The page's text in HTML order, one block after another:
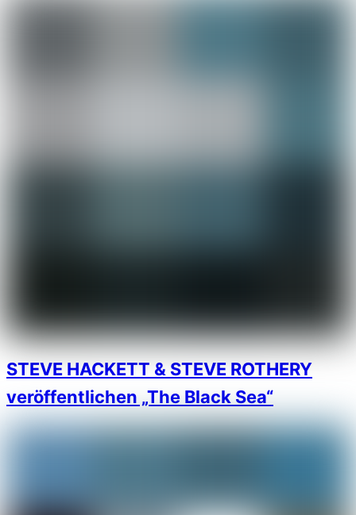
STEVE HACKETT & STEVE ROTHERY
veröffentlichen „The Black Sea“